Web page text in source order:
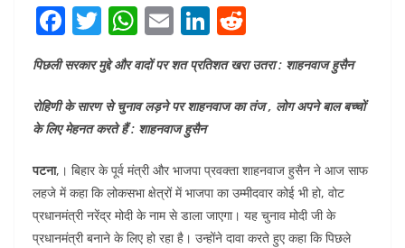
F
c
e
b
o
o
k
T
w
itt
er
W
h
at
s
A
p
p
E
ai
l
Li
n
k
e
n
d
di
पिछली सरकार मुद्दे और वादों पर शत प्रतिशत खरा उतरा : शाहनवाज हुसैन
रोहिणी के सारण से चुनाव लड़ने पर शाहनवाज का तंज , लोग अपने बाल बच्चों
के लिए मेहनत करते हैं : शाहनवाज हुसैन
पटना,। बिहार के पूर्व मंत्री और भाजपा प्रवक्ता शाहनवाज हुसैन ने आज साफ
लहजे में कहा कि लोकसभा क्षेत्रों में भाजपा का उम्मीदवार कोई भी हो, वोट
प्रधानमंत्री नरेंद्र मोदी के नाम से डाला जाएगा। यह चुनाव मोदी जी के
प्रधानमंत्री बनाने के लिए हो रहा है। उन्होंने दावा करते हुए कहा कि पिछले